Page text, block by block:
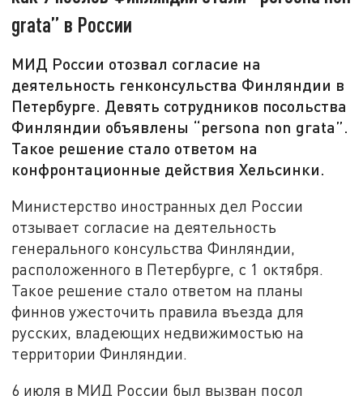
grata” в России
МИД России отозвал согласие на
деятельность генконсульства Финляндии в
Петербурге. Девять сотрудников посольства
Финляндии объявлены “persona non grata”.
Такое решение стало ответом на
конфронтационные действия Хельсинки.
Министерство иностранных дел России
отзывает согласие на деятельность
генерального консульства Финляндии,
расположенного в Петербурге, с 1 октября.
Такое решение стало ответом на планы
финнов ужесточить правила въезда для
русских, владеющих недвижимостью на
территории Финляндии.
6 июля в МИД России был вызван посол